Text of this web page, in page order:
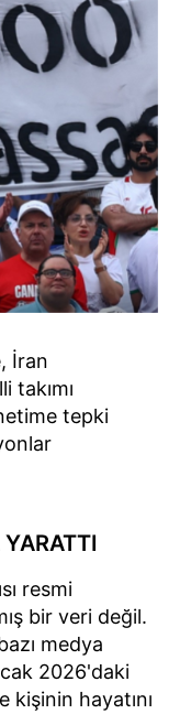
İran
takımı
tepki
resmi
bir veri değil.
medya
2026'daki
kişinin hayatını